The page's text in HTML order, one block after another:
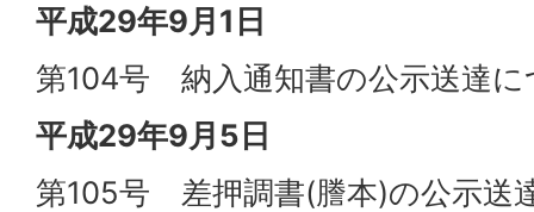
平成29年9月1日
第104号 納入通知書の公示送達に
平成29年9月5日
第105号 差押調書(謄本)の公示送